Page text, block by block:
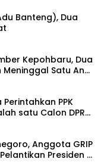
Banteng), Dua
Kepohbaru, Dua
Satu Anak
PPK
satu Calon DPRD
Anggota GRIP
Presiden di